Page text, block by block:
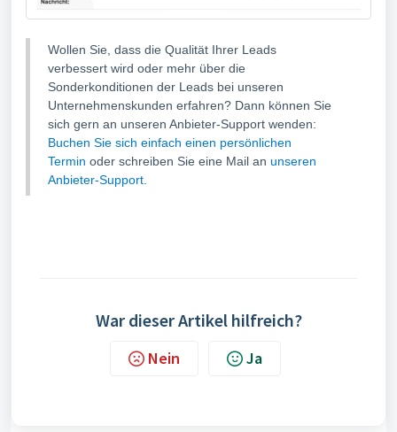
Wollen Sie, dass die Qualität Ihrer Leads
verbessert wird oder mehr über die
Sonderkonditionen der Leads bei unseren
Unternehmenskunden erfahren? Dann können Sie
sich gern an unseren Anbieter-Support wenden:
Buchen Sie sich einfach einen persönlichen
Termin oder schreiben Sie eine Mail an unseren
Anbieter-Support
War dieser Artikel hilfreich?
Nein Ja